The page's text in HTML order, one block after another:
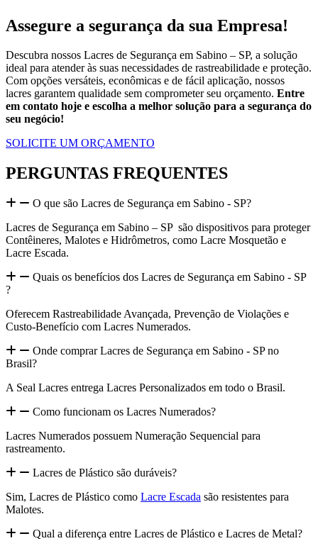
Assegure a segurança da sua Empresa!
Descubra nossos Lacres de Segurança em Sabino – SP, a solução
ideal para atender às suas necessidades de rastreabilidade e proteção.
Com opções versáteis, econômicas e de fácil aplicação, nossos
lacres garantem qualidade sem comprometer seu orçamento. Entre
em contato hoje e escolha a melhor solução para a segurança do
seu negócio!
SOLICITE UM ORÇAMENTO
PERGUNTAS FREQUENTES
O que são Lacres de Segurança em Sabino - SP?
Lacres de Segurança em Sabino – SP são dispositivos para proteger
Contêineres, Malotes e Hidrômetros, como Lacre Mosquetão e
Lacre Escada.
Quais os benefícios dos Lacres de Segurança em Sabino - SP
?
Oferecem Rastreabilidade Avançada, Prevenção de Violações e
Custo-Benefício com Lacres Numerados.
Onde comprar Lacres de Segurança em Sabino - SP no
Brasil?
A Seal Lacres entrega Lacres Personalizados em todo o Brasil.
Como funcionam os Lacres Numerados?
Lacres Numerados possuem Numeração Sequencial para
rastreamento.
Lacres de Plástico são duráveis?
Sim, Lacres de Plástico como Lacre Escada são resistentes para
Malotes.
Qual a diferença entre Lacres de Plástico e Lacres de Metal?